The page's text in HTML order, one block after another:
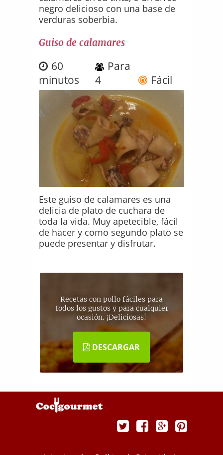
negro delicioso con una base de
verduras soberbia.
Guiso de calamares
60
minutos
Para
4
Fácil
Este guiso de calamares es una
delicia de plato de cuchara de
toda la vida. Muy apetecible, fácil
de hacer y como segundo plato se
puede presentar y disfrutar.
Recetas con pollo fáciles para
todos los gustos y para cualquier
ocasión. ¡Deliciosas!
DESCARGAR